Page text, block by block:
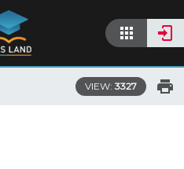
VIEW: 3327